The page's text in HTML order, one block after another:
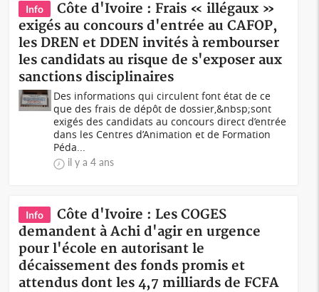
Info
Côte d'Ivoire : Frais « illégaux »
exigés au concours d'entrée au CAFOP,
les DREN et DDEN invités à rembourser
les candidats au risque de s'exposer aux
sanctions disciplinaires
Des informations qui circulent font état de ce
que des frais de dépôt de dossier,&nbsp;sont
exigés des candidats au concours direct d’entrée
dans les Centres d’Animation et de Formation
Péda...
il y a 4 ans
Info
Côte d'Ivoire : Les COGES
demandent à Achi d'agir en urgence
pour l'école en autorisant le
décaissement des fonds promis et
attendus dont les 4,7 milliards de FCFA